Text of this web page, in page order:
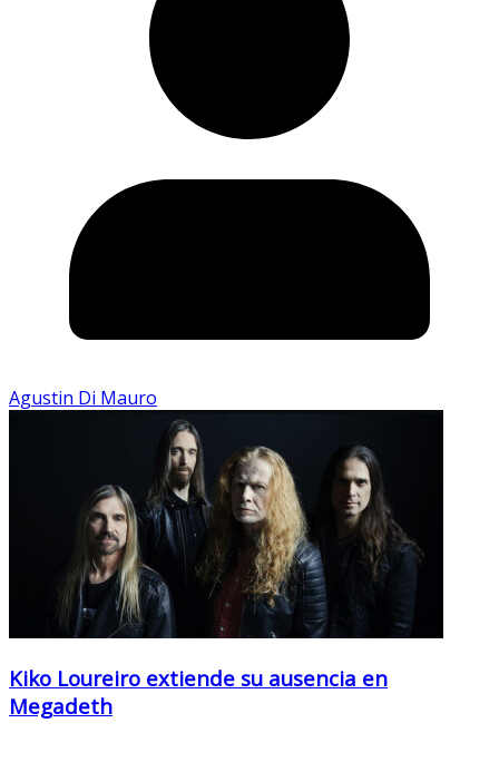
Agustin Di Mauro
Kiko Loureiro extiende su ausencia en
Megadeth